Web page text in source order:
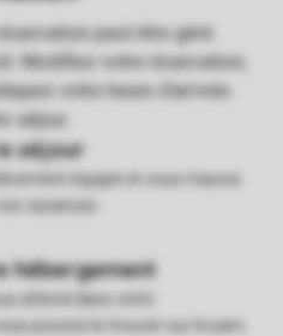
équipé et vous n'aurez
vacances.
attend dans votre
pouvez le trouver sur le parc.